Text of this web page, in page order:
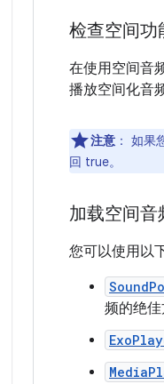
检查空间功
在使用空间音
播放空间化音
注意 ： 如果
回 true。
加载空间音
您可以使用以
频的绝佳